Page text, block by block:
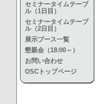
セミナータイムテーブ
ル（1日目）
セミナータイムテーブ
ル（2日目）
展示ブース一覧
懇親会（18:00～）
お問い合わせ
OSCトップページ